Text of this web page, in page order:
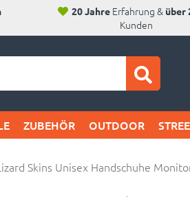
20 JahreErfahrung & über
Kunden
ZUBEHÖR OUTDOOR
Skins Unisex Handschuhe